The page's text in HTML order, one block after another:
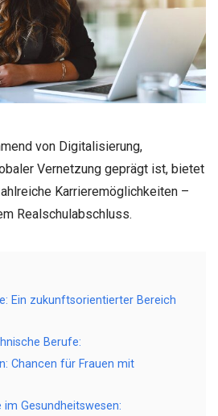
von Digitalisierung,
Vernetzung geprägt ist, bietet
Karrieremöglichkeiten –
Realschulabschluss.
Ein zukunftsorientierter Bereich
Berufe:
Chancen für Frauen mit
Gesundheitswesen: